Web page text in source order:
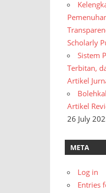
Scholarly
Sistem
Terbitan,
Artikel
Artikel
26 July
META
Log in
Entries